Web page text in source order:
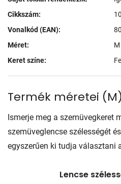
Cikkszám:
Vonalkód (EAN):
Méret:
M
Keret színe:
Termék méretei (M)
Ismerje meg a szemüvegkeret
szemüveglencse szélességét
egyszerűen ki tudja választani
Lencse